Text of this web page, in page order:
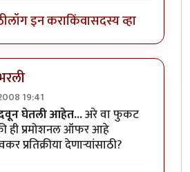
लॉग इन कराकिंवासदस्य व्हा
19:41
घेतली आहेत...अरे वा फुकट
ही प्रमोशनल ऑफर आहे
प्रतिक्रीया देणार्‍यांसाठी?